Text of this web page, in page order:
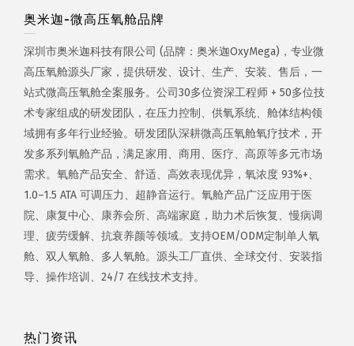
奥米迦-微高压氧舱品牌
深圳市奥米迦科技有限公司 (品牌：奥米迦OxyMega)，专业微
高压氧舱源头厂家，提供研发、设计、生产、安装、售后，一
站式微高压氧舱全案服务。公司30多位资深工程师 + 50多位技
术专家组成的研发团队，在压力控制、供氧系统、舱体结构领
域拥有多年行业经验。研发团队深耕微高压氧舱氧疗技术，开
发多系列氧舱产品，满足家用、商用、医疗、高原等多元市场
需求。氧舱产品安全、舒适、高效表现优异，氧浓度 93%+、
1.0–1.5 ATA 可调压力、超静音运行。氧舱产品广泛应用于医
院、康复中心、康养会所、高端家庭，助力术后恢复、慢病调
理、疲劳缓解、抗衰养颜等领域。支持OEM/ODM定制单人氧
舱、双人氧舱、多人氧舱。源头工厂直供、全球交付、安装指
导、操作培训、24/7 在线技术支持。
热门资讯